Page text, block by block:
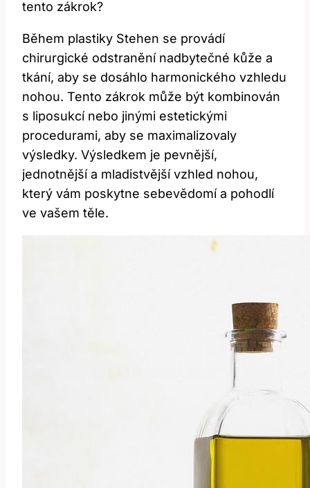
tento zákrok?
Během plastiky Stehen se​ provádí
chirurgické odstranění nadbytečné kůže a
tkání, aby se dosáhlo harmonického vzhledu
nohou. Tento zákrok může být kombinován
⁤s liposukcí nebo‍ jinými estetickými
procedurami, aby se maximalizovaly
‍výsledky. Výsledkem je pevnější,
jednotnější a mladistvější vzhled nohou,
⁢který vám poskytne sebevědomí a pohodlí
ve vašem ‌těle.